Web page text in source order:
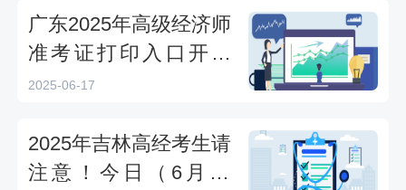
广东2025年高级经济师
准考证打印入口开通
（6月17日9:00）
2025-06-17
2025年吉林高经考生请
注意！今日（6月14